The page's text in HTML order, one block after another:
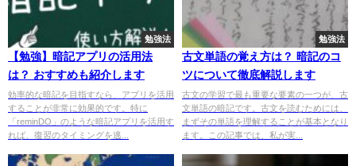
勉強法
【勉強】暗記アプリの活用法
は？ おすすめも紹介します
効率的な暗記を目指すなら、アプリを活用
することが非常に効果的です。特に
「reminDO」のような暗記アプリを活用す
れば、復習のタイミングを逃...
勉強法
古文単語の覚え方は？ 暗記のコ
ツについて徹底解説します
古文の学習で最も重要な要素の一つが、古
文単語の暗記です。古文を読むためには、
まずその単語を理解することが基本となり
ます。この記事では、私が実...